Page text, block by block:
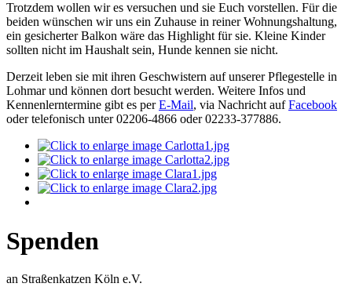
Trotzdem wollen wir es versuchen und sie Euch vorstellen. Für die
beiden wünschen wir uns ein Zuhause in reiner Wohnungshaltung,
ein gesicherter Balkon wäre das Highlight für sie. Kleine Kinder
sollten nicht im Haushalt sein, Hunde kennen sie nicht.
Derzeit leben sie mit ihren Geschwistern auf unserer Pflegestelle in
Lohmar und können dort besucht werden. Weitere Infos und
Kennenlerntermine gibt es perE-Mail, via Nachricht aufFacebook
oder telefonisch unter 02206-4866 oder 02233-377886.
Spenden
an Straßenkatzen Köln e.V.